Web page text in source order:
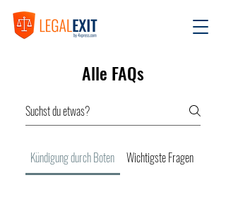
Alle FAQs
Kündigung durch Boten Wichtigste Fragen